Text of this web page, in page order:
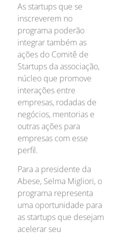
As startups que se
inscreverem no
programa poderão
integrar também as
ações do Comitê de
Startups da associação,
núcleo que promove
interações entre
empresas, rodadas de
negócios, mentorias e
outras ações para
empresas com esse
perfil.
Para a presidente da
Abese, Selma Migliori, o
programa representa
uma oportunidade para
as startups que desejam
acelerar seu